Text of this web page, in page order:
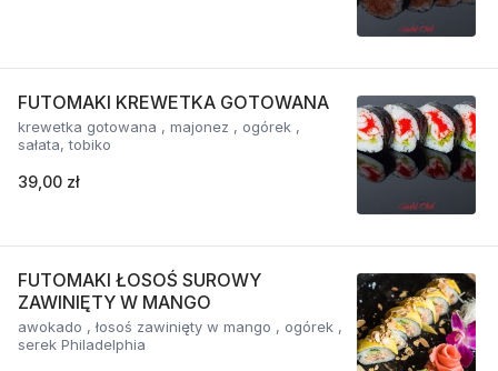
FUTOMAKI KREWETKA GOTOWANA
krewetka gotowana , majonez , ogórek ,
sałata, tobiko
39,00 zł
FUTOMAKI ŁOSOŚ SUROWY
ZAWINIĘTY W MANGO
awokado , łosoś zawinięty w mango , ogórek ,
serek Philadelphia